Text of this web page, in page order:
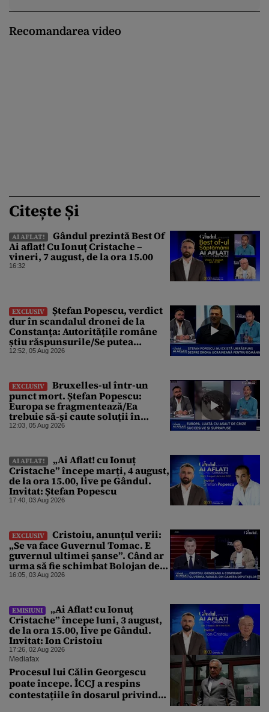
Recomandarea video
Citește Și
AI AFLAT!
Gândul prezintă Best Of
Ai aflat! Cu Ionuț Cristache –
vineri, 7 august, de la ora 15.00
16:32
EXCLUSIV
Ștefan Popescu, verdict
dur în scandalul dronei de la
Constanța: Autoritățile române
știu răspunsurile/Se putea
protesta, dar probabil că nu s-a
12:52, 05 Aug 2026
EXCLUSIV
Bruxelles-ul într-un
punct mort. Ștefan Popescu:
Europa se fragmentează/Ea
trebuie să-și caute soluții în
interior, dar este incapabilă
12:03, 05 Aug 2026
AI AFLAT!
„Ai Aflat! cu Ionuț
Cristache” începe marți, 4 august,
de la ora 15.00, live pe Gândul.
Invitat: Ștefan Popescu
17:40, 03 Aug 2026
EXCLUSIV
Cristoiu, anunțul verii:
„Se va face Guvernul Tomac. E
guvernul ultimei șanse”. Când ar
urma să fie schimbat Bolojan de
la Palatul Victoria
16:05, 03 Aug 2026
EMISIUNI
„Ai Aflat! cu Ionuț
Cristache” începe luni, 3 august,
de la ora 15.00, live pe Gândul.
Invitat: Ion Cristoiu
17:26, 02 Aug 2026
Mediafax
Procesul lui Călin Georgescu
poate începe. ÎCCJ a respins
contestațiile în dosarul privind